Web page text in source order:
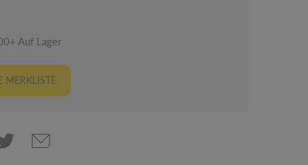
Auf Lager
MERKLISTE